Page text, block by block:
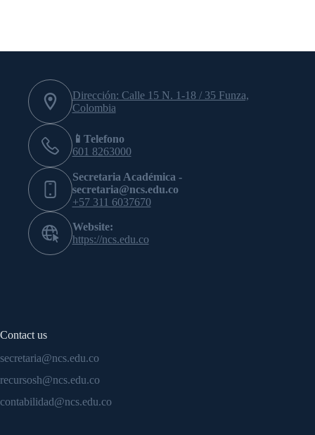
Dirección: Calle 15 N. 1-18 / 35 Funza,
Colombia
📱Telefono
601 8263000
Secretaria Académica -
secretaria@ncs.edu.co
+57 311 6037670
Website:
https://ncs.edu.co
Contact us
secretaria@ncs.edu.co
recursosh@ncs.edu.co
contabilidad@ncs.edu.co